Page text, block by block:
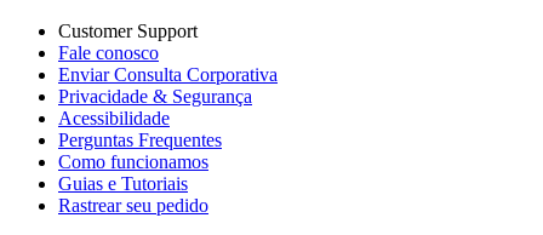
Customer Support
Fale conosco
Enviar Consulta Corporativa
Privacidade & Segurança
Acessibilidade
Perguntas Frequentes
Como funcionamos
Guias e Tutoriais
Rastrear seu pedido